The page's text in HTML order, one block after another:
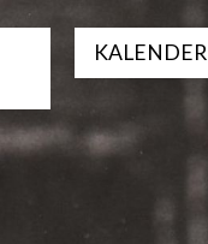
KALENDER